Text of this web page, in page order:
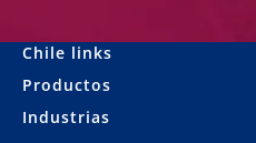
Chile links
Productos
Industrias